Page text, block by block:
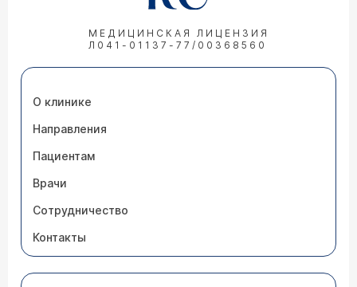
МЕДИЦИНСКАЯ ЛИЦЕНЗИЯ
Л041-01137-77/00368560
О клинике
Направления
Пациентам
Врачи
Сотрудничество
Контакты